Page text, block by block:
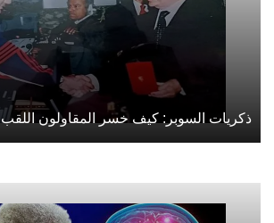
ذكريات السوبر: كيف خسر المقاولون اللقب